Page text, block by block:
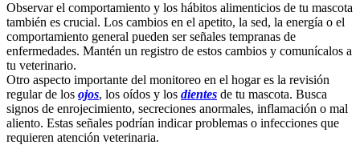
Observar el comportamiento y los hábitos alimenticios de tu mascota
también es crucial. Los cambios en el apetito, la sed, la energía o el
comportamiento general pueden ser señales tempranas de
enfermedades. Mantén un registro de estos cambios y comunícalos a
tu veterinario.
Otro aspecto importante del monitoreo en el hogar es la revisión
regular de los ojos, los oídos y los dientes de tu mascota. Busca
signos de enrojecimiento, secreciones anormales, inflamación o mal
aliento. Estas señales podrían indicar problemas o infecciones que
requieren atención veterinaria.